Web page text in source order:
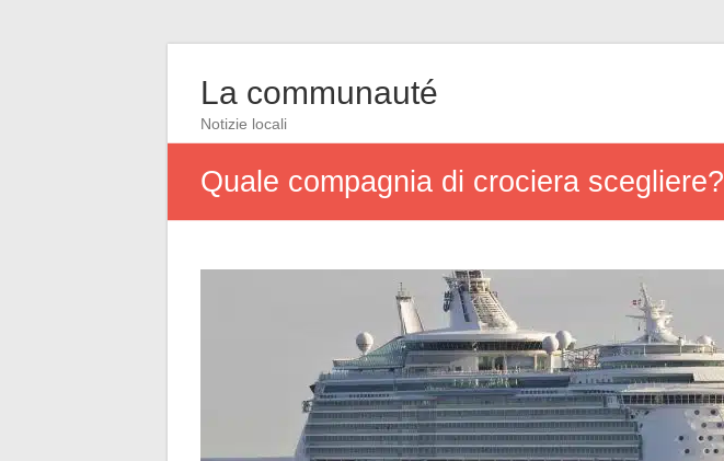
La communauté
Notizie locali
Quale compagnia di crociera scegliere?